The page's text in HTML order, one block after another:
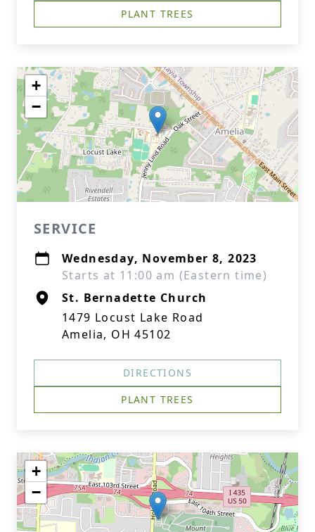
PLANT TREES
+
−
SERVICE
Wednesday, November 8, 2023
Starts at 11:00 am (Eastern time)
St. Bernadette Church
1479 Locust Lake Road
Amelia, OH 45102
DIRECTIONS
PLANT TREES
+
−